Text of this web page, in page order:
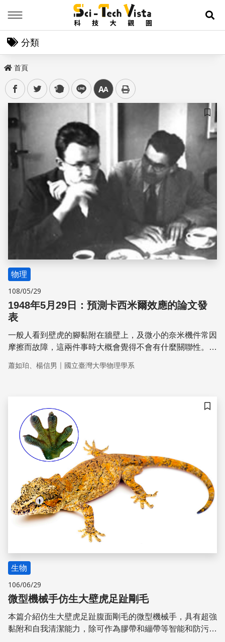
展
分類
首頁
facebooktwitter plurk line 中
儲存
物理
108/05/29
1948年5月29日：預測卡西米爾效應的論文發
表
一般人看到壁虎的腳黏附在牆壁上，及微小的奈米機件常因
摩擦而故障，這兩件事時大概會覺得不會有什麼關聯性。然
蕭如珀、楊信男 ｜ 國立臺灣大學物理學系
儲存
生物
106/06/29
微型機械手仿生大壁虎足趾剛毛
本篇介紹仿生大壁虎足趾腹面剛毛的微型機械手，具有超強
黏附和自我清潔能力，除可作為膠帶和繃帶等智能和防污表